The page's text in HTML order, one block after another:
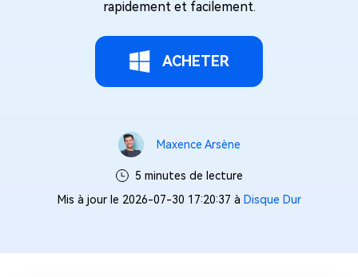
rapidement et facilement.
ACHETER
Maxence Arsène
5 minutes de lecture
Mis à jour le 2026-07-30 17:20:37 à Disque Dur